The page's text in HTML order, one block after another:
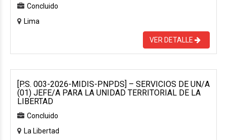
Concluido
Lima
VER DETALLE
[P.S. 003-2026-MIDIS-PNPDS] – SERVICIOS DE UN/A
(01) JEFE/A PARA LA UNIDAD TERRITORIAL DE LA
LIBERTAD
Concluido
La Libertad